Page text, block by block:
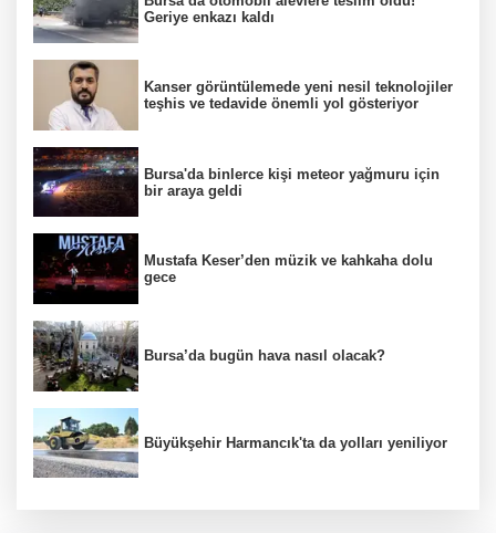
Geriye enkazı kaldı
Kanser görüntülemede yeni nesil teknolojiler
teşhis ve tedavide önemli yol gösteriyor
Bursa'da binlerce kişi meteor yağmuru için
bir araya geldi
Mustafa Keser’den müzik ve kahkaha dolu
gece
Bursa’da bugün hava nasıl olacak?
Büyükşehir Harmancık'ta da yolları yeniliyor